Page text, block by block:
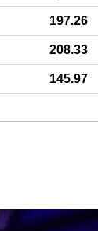
197.26
208.33
145.97